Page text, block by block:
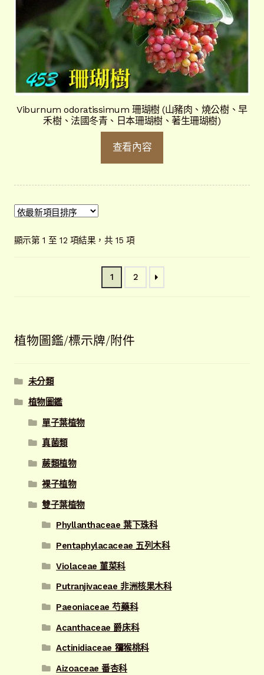
Viburnum odoratissimum 珊瑚樹 (山豬肉、燒公樹、早
禾樹、法國冬青、日本珊瑚樹、著生珊瑚樹)
查看內容
顯示第 1 至 12 項結果，共 15 項依
新
項
1 2
植物圖鑑/標示牌/附件
未分類
植物圖鑑
單子葉植物
真菌類
蕨類植物
裸子植物
雙子葉植物
Phyllanthaceae 葉下珠科
Pentaphylacaceae 五列木科
Violaceae 菫菜科
Putranjivaceae 非洲核果木科
Paeoniaceae 芍藥科
Acanthaceae 爵床科
Actinidiaceae 獼猴桃科
Aizoaceae 番杏科